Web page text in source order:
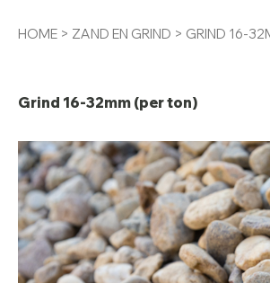
HOME > ZAND EN GRIND > GRIND 16-
Grind 16-32mm (per ton)
aantal